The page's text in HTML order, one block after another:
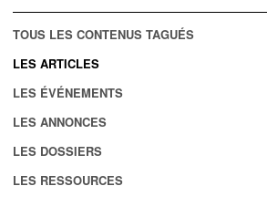
TOUS LES CONTENUS TAGUÉS
LES ARTICLES
LES ÉVÉNEMENTS
LES ANNONCES
LES DOSSIERS
LES RESSOURCES